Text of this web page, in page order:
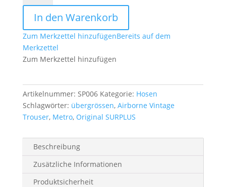
Airborne
Vintage
Trouser
metro
Grössen
bis
XL
Menge
In den Warenkorb
Zum Merkzettel hinzufügenBereits auf dem
Merkzettel
Zum Merkzettel hinzufügen
Artikelnummer: SP006 Kategorie: Hosen
Schlagwörter: übergrössen, Airborne Vintage
Trouser, Metro, Original SURPLUS
Beschreibung
Zusätzliche Informationen
Produktsicherheit